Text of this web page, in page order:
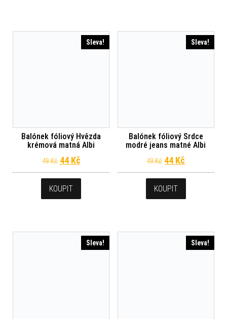
Sleva!
Balónek fóliový Hvězda
krémová matná Albi
49Kč Původní cena byla: 49 Kč.
44 KčAktuální cena je: 44 Kč.
KOUPIT
Sleva!
Balónek fóliový Srdce
modré jeans matné Albi
49Kč Původní cena
44 Kč
KOUPIT
Sleva! Sleva!